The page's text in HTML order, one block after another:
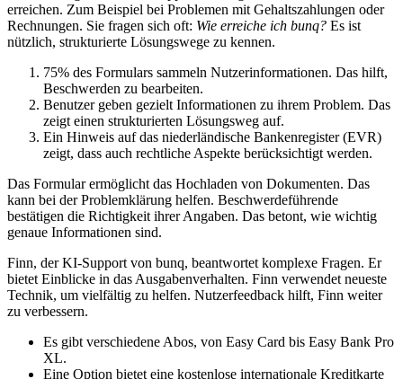
erreichen. Zum Beispiel bei Problemen mit Gehaltszahlungen oder
Rechnungen. Sie fragen sich oft: Wie erreiche ich bunq? Es ist
nützlich, strukturierte Lösungswege zu kennen.
75% des Formulars sammeln Nutzerinformationen. Das hilft,
Beschwerden zu bearbeiten.
Benutzer geben gezielt Informationen zu ihrem Problem. Das
zeigt einen strukturierten Lösungsweg auf.
Ein Hinweis auf das niederländische Bankenregister (EVR)
zeigt, dass auch rechtliche Aspekte berücksichtigt werden.
Das Formular ermöglicht das Hochladen von Dokumenten. Das
kann bei der Problemklärung helfen. Beschwerdeführende
bestätigen die Richtigkeit ihrer Angaben. Das betont, wie wichtig
genaue Informationen sind.
Finn, der KI-Support von bunq, beantwortet komplexe Fragen. Er
bietet Einblicke in das Ausgabenverhalten. Finn verwendet neueste
Technik, um vielfältig zu helfen. Nutzerfeedback hilft, Finn weiter
zu verbessern.
Es gibt verschiedene Abos, von Easy Card bis Easy Bank Pro
XL.
Eine Option bietet eine kostenlose internationale Kreditkarte